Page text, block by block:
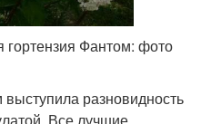
Фантом: фото
разновидность
Все лучшие